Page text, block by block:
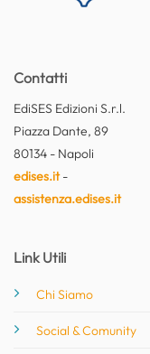
Contatti
EdiSES Edizioni S.r.l.
Piazza Dante, 89
80134 - Napoli
edises.it-
assistenza.edises.it
Link Utili
Chi Siamo
Social & Comunity